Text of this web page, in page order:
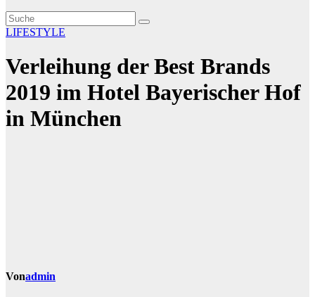
LIFESTYLE
Verleihung der Best Brands
2019 im Hotel Bayerischer Hof
in München
Vonadmin